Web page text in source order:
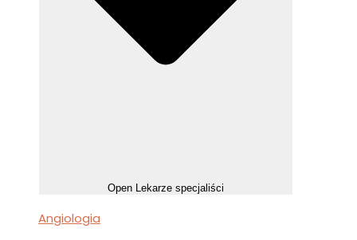
Open Lekarze specjaliści
Angiologia